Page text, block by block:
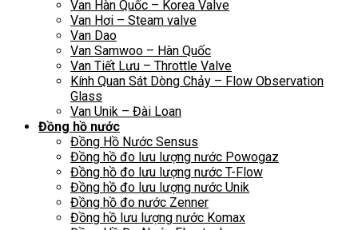
Van Hàn Quốc – Korea Valve
Van Hơi – Steam valve
Van Dao
Van Samwoo – Hàn Quốc
Van Tiết Lưu – Throttle Valve
Kính Quan Sát Dòng Chảy – Flow Observation
Glass
Van Unik – Đài Loan
Đồng hồ nước
Đồng Hồ Nước Sensus
Đồng hồ đo lưu lượng nước Powogaz
Đồng hồ đo lưu lượng nước T-Flow
Đồng hồ đo lưu lượng nước Unik
Đồng hồ đo nước Zenner
Đồng hồ lưu lượng nước Komax